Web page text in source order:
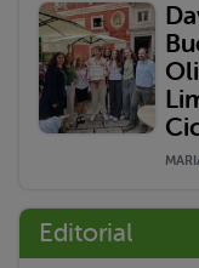
Editorial